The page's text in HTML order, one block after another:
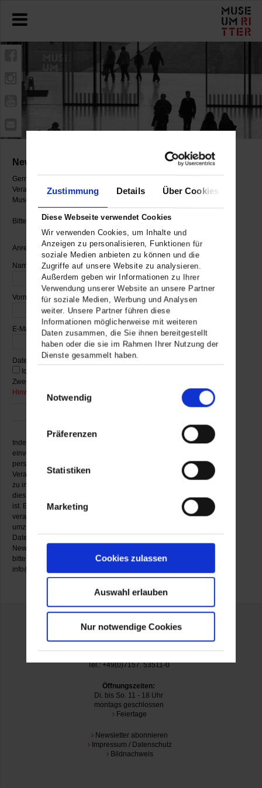
Zustimmung Details Über Cookies
Diese Webseite verwendet Cookies
Wir verwenden Cookies, um Inhalte und
Anzeigen zu personalisieren, Funktionen für
soziale Medien anbieten zu können und die
Zugriffe auf unsere Website zu analysieren.
Außerdem geben wir Informationen zu Ihrer
Verwendung unserer Website an unsere Partner
für soziale Medien, Werbung und Analysen
weiter. Unsere Partner führen diese
Informationen möglicherweise mit weiteren
Daten zusammen, die Sie ihnen bereitgestellt
haben oder die sie im Rahmen Ihrer Nutzung der
Dienste gesammelt haben.
Notwendig
Präferenzen
Statistiken
Marketing
Cookies zulassen
Auswahl erlauben
Nur notwendige Cookies
Newsletter abonnieren
Gerne senden wir Ihnen per Email Informationen zu den
Veranstaltungen und Ausstellungen des
Museum Ritter zu.
Bitte füllen Sie das Formular aus.
Anrede
Name
Vorname *
E-Mail
Datenschutz*
Zweck des Newsletter-Versands ein und habe die
Hinweise zum Datenschutz
Indem Sie auf SENDEN klicken, erklären Sie sich damit
einverstanden, dass das Museum Ritter Ihre
personenbezogenen Daten speichert, um Sie über
Veranstaltungen und Ausstellungen des Museums
zu informieren. Wir speichern Ihre Daten solange, wie
dies für den Zweck der Information hierüber erforderlich
ist. Es ist für uns eine Selbstverständlichkeit,
verantwortungsvoll mit Ihren personenbe-zogenen Daten
umzugehen. Sie können Ihre Einwilligung zur
Datenspeicherung jederzeit widerrufen, indem Sie den
Newsletter abbestellen. Zum Abbestellen schicken Sie
bitte eine Email mit dem Betreff "Abbestellen" an:
info@museum-ritter.de
Tel.: +49(0)7157. 53511-0
Öffnungszeiten:
Di. bis So. 11 - 18 Uhr
montags geschlossen
Feiertage
Newsletter abonnieren
Impressum / Datenschutz
Bildnachweis